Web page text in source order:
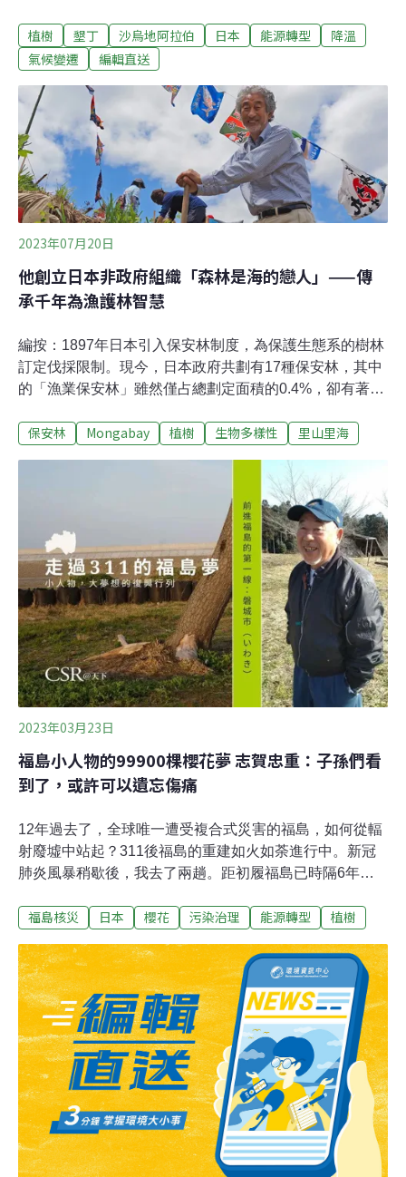
低對周邊土地影響。（中央社報導）松鼠頻闖高師大學生
宿舍 校方研判棲息樹木遭風災吹倒松鼠常出沒在公園或是
但最近松鼠頻頻闖入住宿空間造成學生困擾，向校方反映
也未獲改善。校方表示，只要學生通報都會處理，研判是
風災吹倒松鼠棲息的大樹，才會讓松鼠暫時四散奔逃闖入
住宿空間。（公視新聞報導）
植樹 墾丁 沙烏地阿拉伯 日本 能源轉型
降溫
氣候變遷
編輯直送
2023年07月20日
他創立日本非政府組織「森林是海的戀人」——傳
承千年為漁護林智慧
編按：1897年日本引入保安林制度，為保護生態系的樹林
訂定伐採限制。現今，日本政府共劃有17種保安林，其中
的「漁業保安林」雖然僅占總劃定面積的0.4%，卻有著悠
業保安林所在地，享受森林帶來的遮蔭與養份，促使人們
島的漁民長期觀察也發現，冬季期間森林養份隨著融雪流
入海洋，貝類因此受到滋養、產量提高。2021年更有研究
首次實證，當河流流域的森林覆蓋率越高，鄰近流域的易
危魚種族群狀態更佳，凸顯出人、森林與海洋的緊密關
係。在日本氣仙沼市的伊豆大島上，森林從峰頂綿延至陡
峭的山坡下，海峽中的牡蠣養殖場點綴著湛藍大海。在不
遠處的海岸邊，民宅聚集在更陡峭的山坡下。氣仙沼市是
如此綠意盎然，不難理解全日本的的森林保護運動為何由
此發跡——出發點是為了保護河口漁業。儘管如此，氣仙
沼市並非日本唯一為了沿海漁業而特意保護
保安林 Mongabay 植樹 生物多樣性 里山里海
2023年03月23日
福島小人物的99900棵櫻花夢 志賀忠重：子孫們看
到了，或許可以遺忘傷痛
12年過去了，全球唯一遭受複合式災害的福島，如何從輻
射廢墟中站起？311後福島的重建如火如荼進行中。新冠
肺炎風暴稍歇後，我去了兩趟。距初履福島已時隔6年，
／教育／科技⋯⋯，都有進展。位於福島縣東部的濱海地
所在。因經濟弱勢而被迫與核電廠比鄰而居的這塊邊陲
地，迄今仍有許多住民在逆境中擁抱希望、大膽做夢。他
們透過行動，試圖抹拭輻射污染的污名，顛覆負面形象，
加入復興的行列。小人物們的福島復興行動72歲的志賀忠
重是日本福島縣磐城市（iwaki、いわき）43多萬市民中的
一位。藍色鴨舌帽下的兩道粗眉向下彎曲，唇邊的鬍鬚花
白。習慣性地插在褲袋裡的手，只有說話時才伸出來比
劃。及膝的黑色雨靴透露出他愛好勞動的本色，藍絨長褲
旁兩個大口袋，看起來像是可以放置工具，「不就是個做
工的歐吉桑嗎？」是初見面時他給人的印象。
福島核災 日本 櫻花 污染治理 能源轉型 植樹